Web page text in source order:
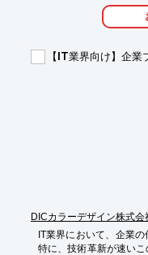
*   紙DMとWebサイト
*   顧客属性に合わせた
*   DMからのWebサイ
【IT業界向け】企業
DICカラーデザイン株式会
IT業界において、企業の
特に、技術革新が速い